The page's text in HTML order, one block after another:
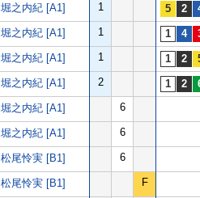
堀之内紀 [A1] 1
堀之内紀 [A1] 1
堀之内紀 [A1] 1
堀之内紀 [A1] 2
堀之内紀 [A1] 6
堀之内紀 [A1] 6
松尾怜実 [B1] 6
松尾怜実 [B1] F